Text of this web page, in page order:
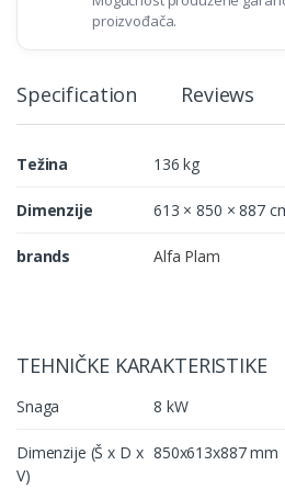
proizvođača.
Specification Reviews
Težina 136 kg
Dimenzije 613 × 850 × 887
brands Alfa Plam
TEHNIČKE KARAKTERISTIKE
Snaga 8 kW
Dimenzije (Š x D x
V)
850x613x887 mm